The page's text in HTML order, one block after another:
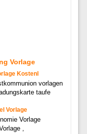
Vorlage
Kostenl
vorlagen
taufe
Vorlage
Vorlage
,